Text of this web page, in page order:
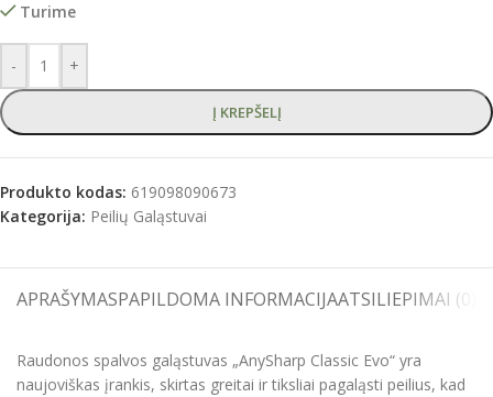
Turime
- +
Į KREPŠELĮ
Produkto kodas: 619098090673
Kategorija: Peilių Galąstuvai
APRAŠYMASPAPILDOMA INFORMACIJAATSILIEPIMAI (0)
Raudonos spalvos galąstuvas „AnySharp Classic Evo“ yra
naujoviškas įrankis, skirtas greitai ir tiksliai pagaląsti peilius, kad